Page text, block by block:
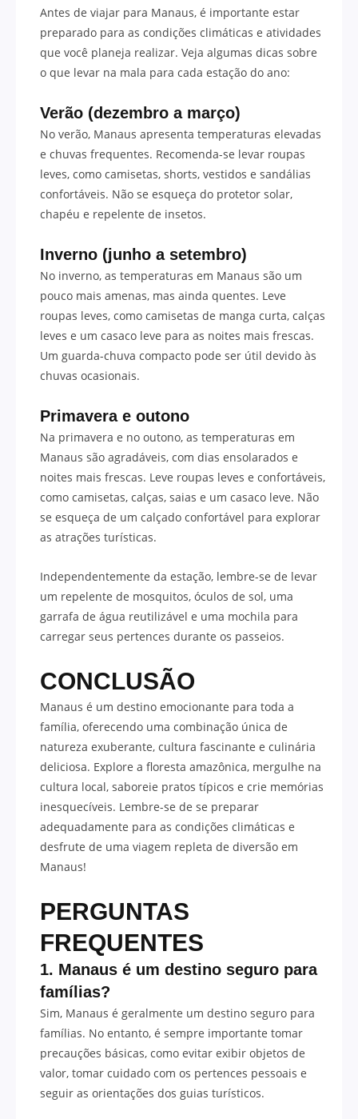
Antes de viajar para Manaus, é importante estar
preparado para as condições climáticas e atividades
que você planeja realizar. Veja algumas dicas sobre
o que levar na mala para cada estação do ano:
Verão (dezembro a março)
No verão, Manaus apresenta temperaturas elevadas
e chuvas frequentes. Recomenda-se levar roupas
leves, como camisetas, shorts, vestidos e sandálias
confortáveis. Não se esqueça do protetor solar,
chapéu e repelente de insetos.
Inverno (junho a setembro)
No inverno, as temperaturas em Manaus são um
pouco mais amenas, mas ainda quentes. Leve
roupas leves, como camisetas de manga curta, calças
leves e um casaco leve para as noites mais frescas.
Um guarda-chuva compacto pode ser útil devido às
chuvas ocasionais.
Primavera e outono
Na primavera e no outono, as temperaturas em
Manaus são agradáveis, com dias ensolarados e
noites mais frescas. Leve roupas leves e confortáveis,
como camisetas, calças, saias e um casaco leve. Não
se esqueça de um calçado confortável para explorar
as atrações turísticas.
Independentemente da estação, lembre-se de levar
um repelente de mosquitos, óculos de sol, uma
garrafa de água reutilizável e uma mochila para
carregar seus pertences durante os passeios.
CONCLUSÃO
Manaus é um destino emocionante para toda a
família, oferecendo uma combinação única de
natureza exuberante, cultura fascinante e culinária
deliciosa. Explore a floresta amazônica, mergulhe na
cultura local, saboreie pratos típicos e crie memórias
inesquecíveis. Lembre-se de se preparar
adequadamente para as condições climáticas e
desfrute de uma viagem repleta de diversão em
Manaus!
PERGUNTAS
FREQUENTES
1. Manaus é um destino seguro para
famílias?
Sim, Manaus é geralmente um destino seguro para
famílias. No entanto, é sempre importante tomar
precauções básicas, como evitar exibir objetos de
valor, tomar cuidado com os pertences pessoais e
seguir as orientações dos guias turísticos.